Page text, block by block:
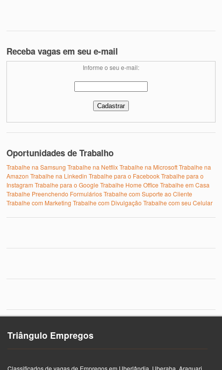
Receba vagas em seu e-mail
Informe o seu e-mail:
Oportunidades de Trabalho
Trabalhe na Samsung Trabalhe na NetflixTrabalhe na MicrosoftTrabalhe na
Amazon Trabalhe na Linkedin Trabalhe para o FacebookTrabalhe para o
Instagram Trabalhe para o Google Trabalhe Home Office Trabalhe em Casa
Trabalhe Preenchendo FormuláriosTrabalhe com Suporte ao Cliente
Trabalhe com Marketing Trabalhe com Divulgação Trabalhe com seu Celular
Triângulo Empregos
Classificados de vagas de Empregos em Uberlândia, Uberaba, Araguari,